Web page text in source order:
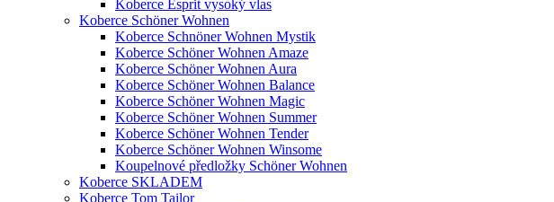
Koberce Esprit vysoký vlas
Koberce Schöner Wohnen
Koberce Schnöner Wohnen Mystik
Koberce Schöner Wohnen Amaze
Koberce Schöner Wohnen Aura
Koberce Schöner Wohnen Balance
Koberce Schöner Wohnen Magic
Koberce Schöner Wohnen Summer
Koberce Schöner Wohnen Tender
Koberce Schöner Wohnen Winsome
Koupelnové předložky Schöner Wohnen
Koberce SKLADEM
Koberce Tom Tailor